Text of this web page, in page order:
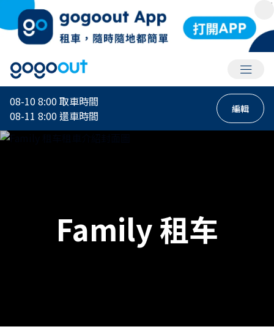
會員選
08-10 8:00取車時間
08-11 8:00還車時間 編輯
Family 租车